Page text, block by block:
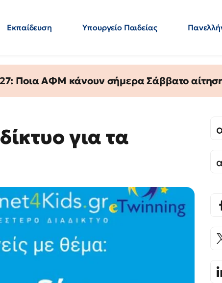
Εκπαίδευση Υπουργείο Παιδείας
Ποια ΑΦΜ κάνουν σήμερα Σάββατο
για τα